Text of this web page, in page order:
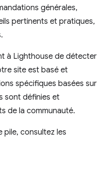
générales,
pertinents et pratiques,
à Lighthouse de détecter
site est basé et
spécifiques basées sur
sont définies et
de la communauté.
pile, consultez les